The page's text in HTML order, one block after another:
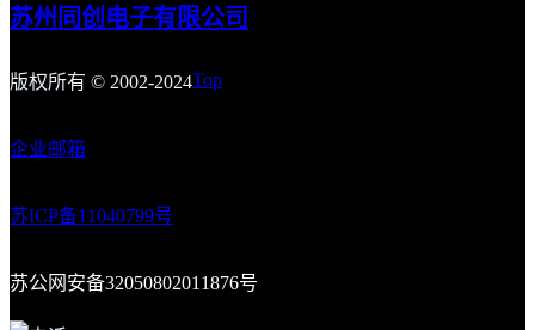
苏州同创电子有限公司
版权所有 © 2002-2024Top
企业邮箱
苏ICP备1 1040799号
苏公网安备32050802011876号